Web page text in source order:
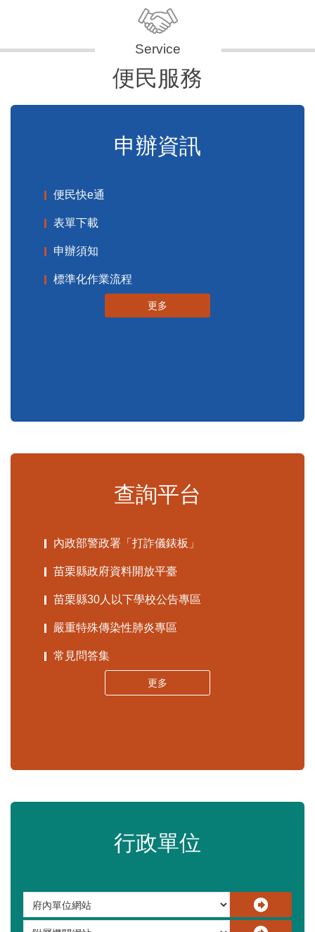
便民服務
申辦資訊
便民快e通
表單下載
申辦須知
標準化作業流程
更多
查詢平台
內政部警政署「打詐儀錶板」
苗栗縣政府資料開放平臺
苗栗縣30人以下學校公告專區
嚴重特殊傳染性肺炎專區
常見問答集
更多
行政單位